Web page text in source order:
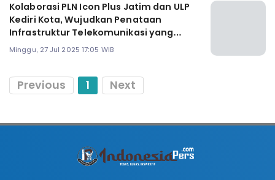
Kolaborasi PLN Icon Plus Jatim dan ULP
Kediri Kota, Wujudkan Penataan
Infrastruktur Telekomunikasi yang
Aman dan Handal
Minggu, 27 Jul 2025 17:05 WIB
Previous 1 Next